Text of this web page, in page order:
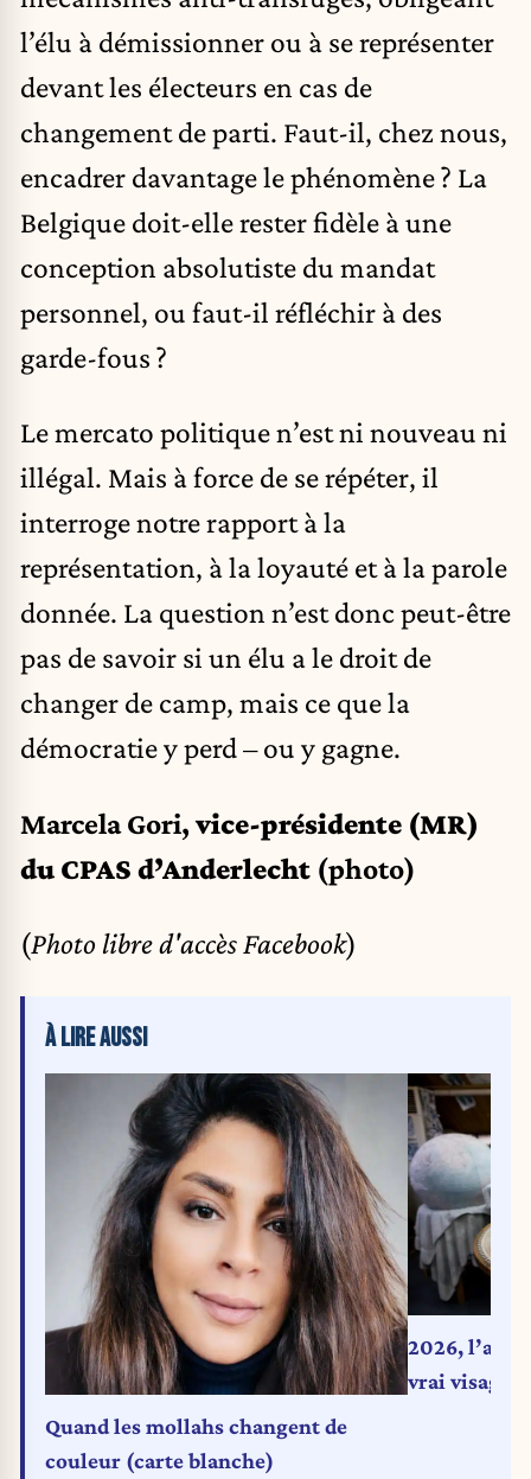
l’élu à démissionner ou à se représenter
devant les électeurs en cas de
changement de parti. Faut-il, chez nous,
encadrer davantage le phénomène ? La
Belgique doit-elle rester fidèle à une
conception absolutiste du mandat
personnel, ou faut-il réfléchir à des
garde-fous ?
Le mercato politique n’est ni nouveau ni
illégal. Mais à force de se répéter, il
interroge notre rapport à la
représentation, à la loyauté et à la parole
donnée. La question n’est donc peut-être
pas de savoir si un élu a le droit de
changer de camp, mais ce que la
démocratie y perd – ou y gagne.
Marcela Gori,vice-présidente (MR)
du CPAS d’Anderlecht (photo)
(Photo libre d'accès Facebook)
À LIRE AUSSI
Quand les mollahs changent de
couleur (carte blanche)
2026,
vrai visage